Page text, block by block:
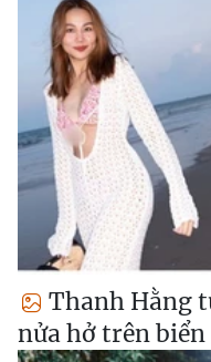
Thanh Hằng
nửa hở trên biển